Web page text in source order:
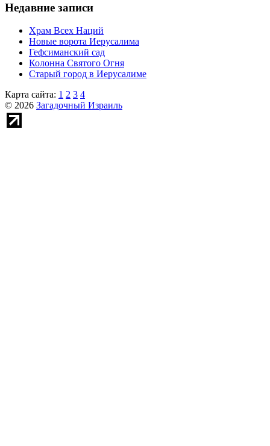
Недавние записи
Храм Всех Наций
Новые ворота Иерусалима
Гефсиманский сад
Колонна Святого Огня
Старый город в Иерусалиме
Карта сайта: 1 2 3 4
© 2026 Загадочный Израиль